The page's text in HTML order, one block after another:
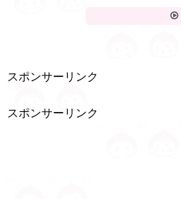
スポンサーリンク
スポンサーリンク